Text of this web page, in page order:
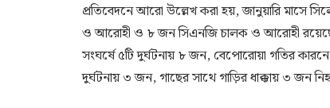
প্রতিবেদনে আরো উল্লেখ করা হয়, জানুয়ারি মাসে
ও আরোহী ও ৮ জন সিএনজি চালক ও আরোহী
সংঘর্ষে ৫টি দুর্ঘটনায় ৮ জন, বেপোরোয়া গতির কারনে
দুর্ঘটনায় ৩ জন, গাছের সাথে গাড়ির ধাক্কায় ৩ জন